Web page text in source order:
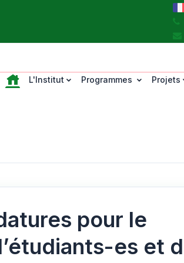
L'Institut Programmes Projets
pour le
es et